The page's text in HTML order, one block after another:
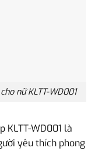
nữ KLTT-WD001
KLTT-WD001 là
yêu thích phong